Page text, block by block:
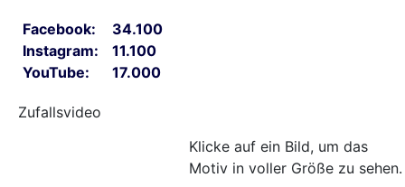
Facebook:
34.100
Instagram:
11.100
YouTube:
17.000
Zufallsvideo
Klicke auf ein Bild, um das
Motiv in voller Größe zu sehen.